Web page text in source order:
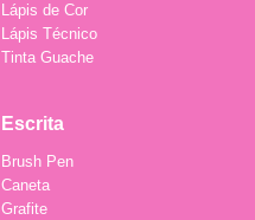
Lápis de Cor
Lápis Técnico
Tinta Guache
Escrita
Brush Pen
Caneta
Grafite